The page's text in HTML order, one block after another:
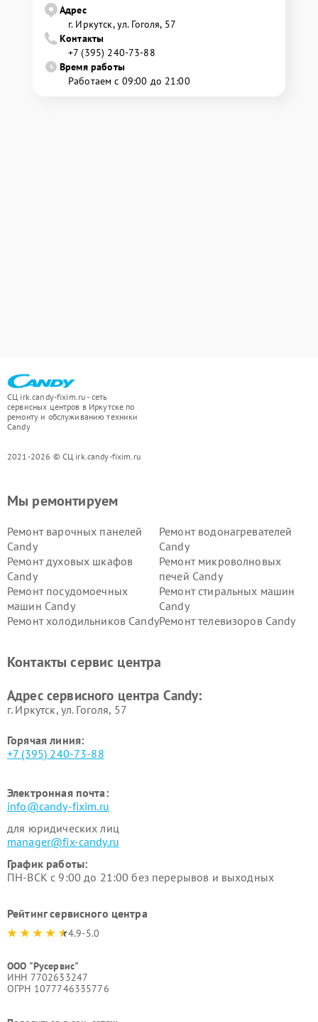
Адрес
г. Иркутск, ул. ​Гоголя, 57
Контакты
+7 (395) 240-73-88
Время работы
Работаем с 09:00 до 21:00
СЦ irk.candy-fixim.ru - сеть
сервисных центров в Иркутске по
ремонту и обслуживанию техники
Candy
2021-2026 © СЦ irk.candy-fixim.ru
Мы ремонтируем
Ремонт варочных панелей
Candy
Ремонт водонагревателей
Candy
Ремонт духовых шкафов
Candy
Ремонт микроволновых
печей Candy
Ремонт посудомоечных
машин Candy
Ремонт стиральных машин
Candy
Ремонт холодильников CandyРемонт телевизоров Candy
Контакты сервис центра
Адрес сервисного центра Candy:
г. Иркутск, ул. ​Гоголя, 57
Горячая линия:
+7 (395) 240-73-88
Электронная почта:
info@candy-fixim.ru
для юридических лиц
manager@fix-candy.ru
График работы:
ПН-ВСК с 9:00 до 21:00 без перерывов и выходных
Рейтинг сервисного центра
4.9-5.0
ООО "Русервис"
ИНН 7702633247
ОГРН 1077746335776